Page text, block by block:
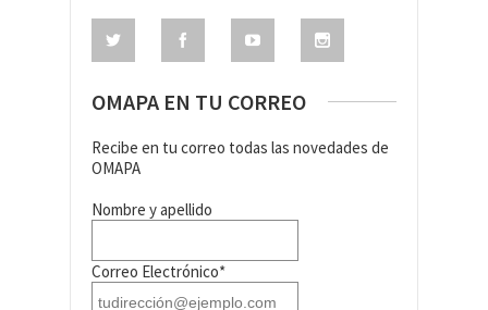
OMAPA EN TU CORREO
Recibe en tu correo todas las novedades de
OMAPA
Nombre y apellido
Correo Electrónico*